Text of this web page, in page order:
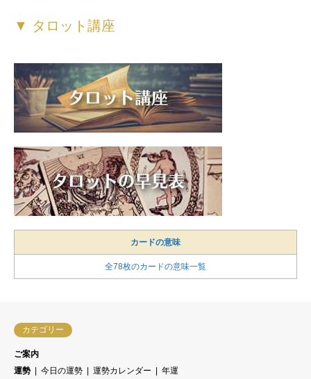
▼ タロット講座
カードの意味
全78枚のカードの意味一覧
カテゴリー
ご案内
運勢
今日の運勢 運勢カレンダー 年運